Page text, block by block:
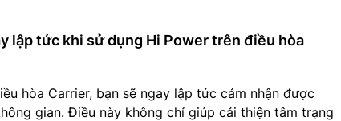
lập tức khi sử dụng Hi Power trên điều hòa
hòa Carrier, bạn sẽ ngay lập tức cảm nhận được
gian. Điều này không chỉ giúp cải thiện tâm trạng